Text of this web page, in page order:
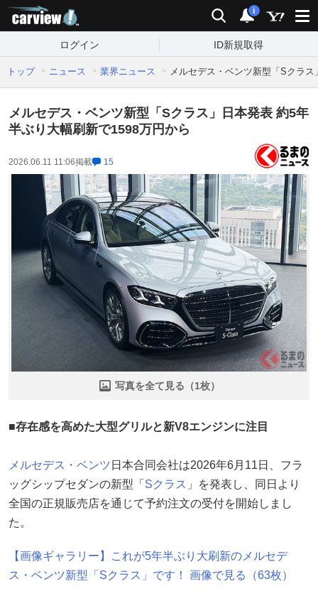
検索 通知
i
ログイン ID新規取得
トップ ニュース 業界ニュース メルセデス・ベンツ新型「Sクラ
メルセデス・ベンツ新型「Sクラス」日本発表 約5年
半ぶり大幅刷新で1598万円から
2026.06.11 11:06掲載 15
写真を全て見る（1枚）
■存在感を高めた大型グリルと新V8エンジンに注目
メルセデス・ベンツ 日本合同会社は2026年6月11日、フラ
ッグシップセダンの新型「 Sクラス 」を発表し、同日より
全国の正規販売店を通じて予約注文の受付を開始しまし
た。
【画像ギャラリー】これが5年半ぶり大刷新のメルセデ
ス・ベンツ新型「Sクラス」です！ 画像で見る（63枚）